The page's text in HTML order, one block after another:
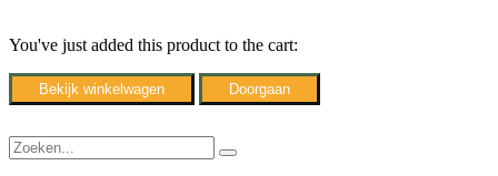
You've just added this product to the cart:
Bekijk winkelwagen Doorgaan